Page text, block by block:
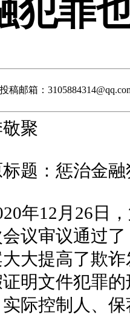
犯罪
投稿邮箱：
聚
：惩治金融
12月26日，
议审议通过
大提高了欺
明文件犯罪
实际控制人、